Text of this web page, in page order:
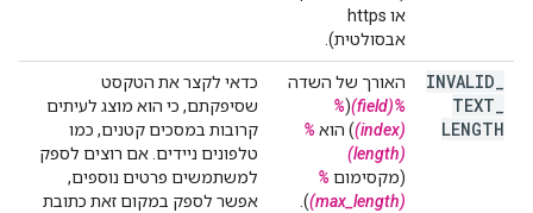
או https
אבסולטית).
INVALID
TEXT
LENGTH
האורך של השדה
%(field)
(
%
(index)
) הוא %
(length)
(מקסימום %
(max_length)
).
כדאי לקצר את הטקסט
שסיפקתם, כי הוא מוצג לעיתים
קרובות במסכים קטנים, כמו
טלפונים ניידים. אם רוצים לספק
למשתמשים פרטים נוספים,
אפשר לספק במקום זאת כתובת